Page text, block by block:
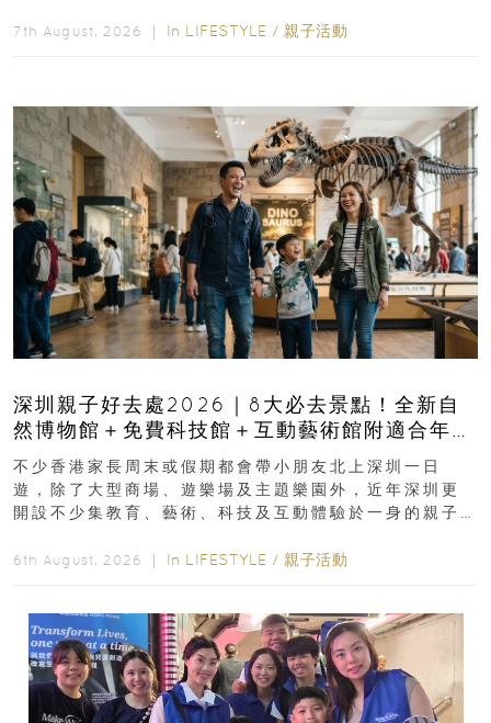
7th August, 2026 ｜ In LIFESTYLE / 親子活動
深圳親子好去處2026｜8大必去景點！全新自
然博物館＋免費科技館＋互動藝術館附適合年
齡、交通、門票、開放時間
不少香港家長周末或假期都會帶小朋友北上深圳一日
遊，除了大型商場、遊樂場及主題樂園外，近年深圳更
開設不少集教育、藝術、科技及互動體驗於一身的親子
6th August, 2026 ｜ In LIFESTYLE / 親子活動